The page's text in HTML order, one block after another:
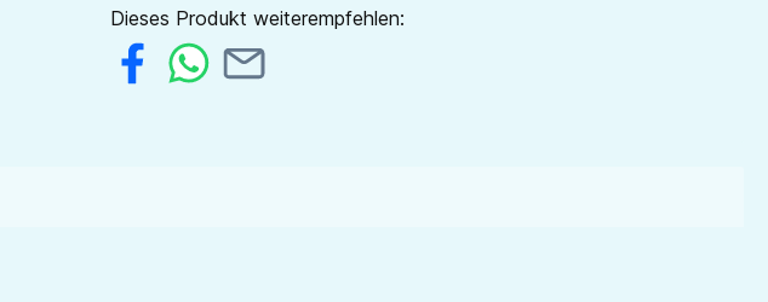
Dieses Produkt weiterempfehlen: